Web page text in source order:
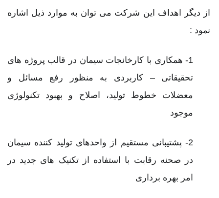
از ديگر اهداف اين شرکت می توان به موارد ذيل اشاره
نمود :
1-
همکاری با کارخانجات سيمان در قالب پروژه های
تحقيقاتی – کاربردی به منظور رفع مسائل و
معضلات خطوط توليد، اصلاح و بهبود تکنولوژی
موجود
2- پشتيبانی مستقيم از واحدهای توليد کننده سيمان
در صحنه رقابت با استفاده از تکنيک های جديد در
امر بهره برداری